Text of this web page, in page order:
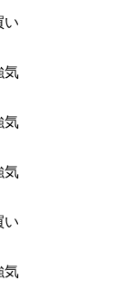
い
気
強気
気
い
強気